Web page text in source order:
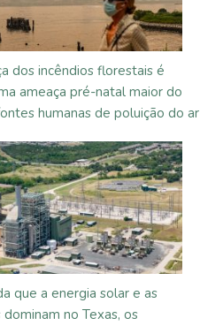
dos incêndios florestais é
ameaça pré-natal maior do
humanas de poluição do ar
que a energia solar e as
no Texas, os